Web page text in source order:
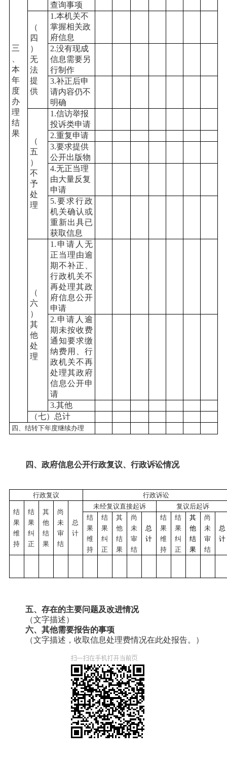
三
本
年
度
办
理
结
果
查询事项
（
四
）
无
法
提
供
1.本机关不
掌握相关政
府信息
2.没有现成
信息需要另
行制作
3.补正后申
请内容仍不
明确
（
五
）
不
予
处
理
1.信访举报
投诉类申请
2.重复申请
3.要求提供
公开出版物
4.无正当理
由大量反复
申请
5.要求行政
机关确认或
重新出具已
获取信息
（
六
）
其
他
处
理
1.申请人无
正当理由逾
期不补正、
行政机关不
再处理其政
府信息公开
申请
2.申请人逾
期未按收费
通知要求缴
纳费用、行
政机关不再
处理其政府
信息公开申
请
3.其他
（七）总计
四、结转下年度继续办理
四、政府信息公开行政复议、行政诉讼情况
行政复议 行政诉讼
结
果
维
持
结
果
纠
正
其
他
结
果
尚
未
审
结
总
计
未经复议直接起诉
复议后起诉
结
果
维
持
结
果
纠
正
其
他
结
果
尚
未
审
结
总
计
结
果
维
持
结
果
纠
正
其
他
结
果
尚
未
审
结
总
计
五、存在的主要问题及改进情况
（文字描述）
六、其他需要报告的事项
（文字描述，收取信息处理费情况在此处报告。）